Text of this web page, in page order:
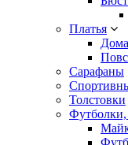
Платья
Сарафаны
Толстовки